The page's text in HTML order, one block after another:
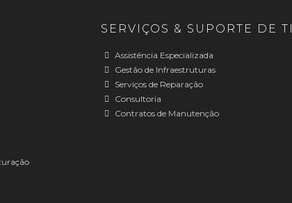
SERVIÇOS & SUPORTE DE TI
Assistência Especializada
Gestão de Infraestruturas
Serviços de Reparação
Consultoria
Contratos de Manutenção